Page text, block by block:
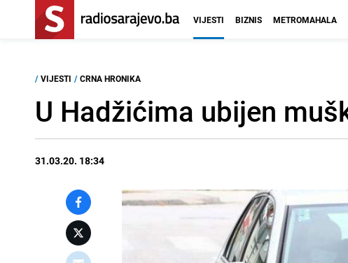
VIJESTI BIZNIS METROMAHALA
/ VIJESTI / CRNA HRONIKA
U Hadžićima ubijen
31.03.20. 18:34